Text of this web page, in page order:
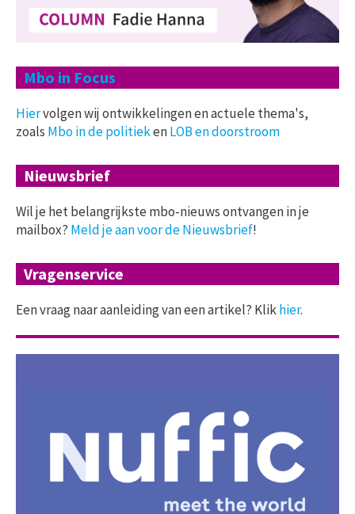
Mbo in Focus
Hiervolgen wij ontwikkelingen en actuele thema's,
zoals Mbo in de politiekenLOB en doorstroom
Nieuwsbrief
Wil je het belangrijkste mbo-nieuws ontvangen in je
mailbox? Meld je aan voor de Nieuwsbrief!
Vragenservice
Een vraag naar aanleiding van een artikel? Klikhier.